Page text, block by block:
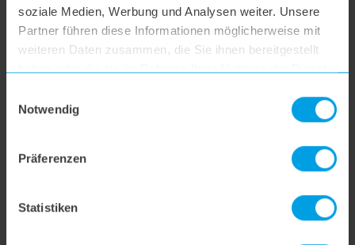
soziale Medien, Werbung und Analysen weiter. Unsere
Partner führen diese Informationen möglicherweise mit
weiteren Daten zusammen, die Sie ihnen bereitgestellt
Notwendig
Präferenzen
Statistiken
notwendig?
hoogo S6. Einfach das entsprechende Fach öffnen,
Wie oft muss der
geleert werden?